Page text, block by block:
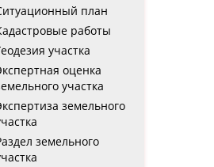
план
работы
участка
оценка
участка
земельного
земельного